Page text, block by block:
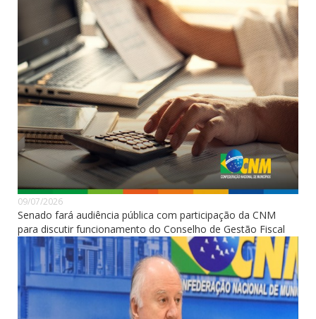
09/07/2026
Senado fará audiência pública com participação da CNM
para discutir funcionamento do Conselho de Gestão Fiscal